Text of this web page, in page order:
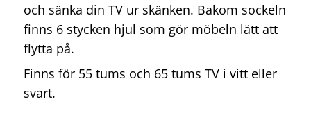
och sänka din TV ur skänken. Bakom sockeln
finns 6 stycken hjul som gör möbeln lätt att
flytta på.
Finns för 55 tums och 65 tums TV i vitt eller
svart.